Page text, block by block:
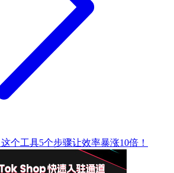
个工具5个步骤让效率暴涨10倍！